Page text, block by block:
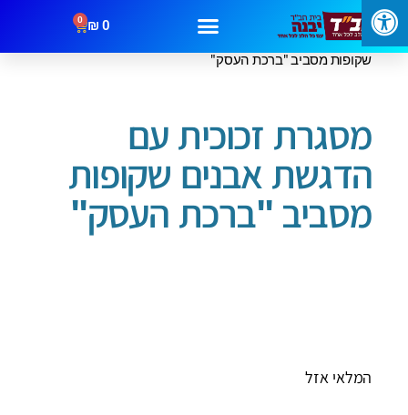
0
₪
0
עמוד הבית/ברכות ותמונות
/ מסגרת זכוכית עם הדגשת אבנים
שקופות מסביב "ברכת העסק"
מסגרת זכוכית עם
הדגשת אבנים שקופות
מסביב "ברכת העסק"
המלאי אזל